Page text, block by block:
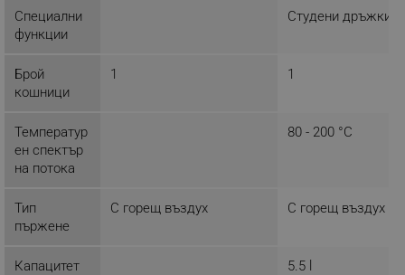
Специални
функции
Студени дръжки
Брой
кошници
1 1
Температур
ен спектър
на потока
80 - 200 °C
Тип
пържене
С горещ въздух С горещ въздух
Капацитет
5.5 l
Ефективност
Име
Домейн